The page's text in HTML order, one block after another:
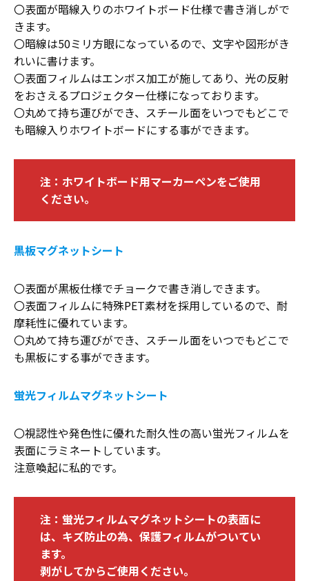
〇表面が暗線入りのホワイトボード仕様で書き消しがで
きます。
〇暗線は50ミリ方眼になっているので、文字や図形がき
れいに書けます。
〇表面フィルムはエンボス加工が施してあり、光の反射
をおさえるプロジェクター仕様になっております。
〇丸めて持ち運びができ、スチール面をいつでもどこで
も暗線入りホワイトボードにする事ができます。
注：ホワイトボード用マーカーペンをご使用
ください。
黒板マグネットシート
〇表面が黒板仕様でチョークで書き消しできます。
〇表面フィルムに特殊PET素材を採用しているので、耐
摩耗性に優れています。
〇丸めて持ち運びができ、スチール面をいつでもどこで
も黒板にする事ができます。
蛍光フィルムマグネットシート
〇視認性や発色性に優れた耐久性の高い蛍光フィルムを
表面にラミネートしています。
注意喚起に私的です。
注：蛍光フィルムマグネットシートの表面に
は、キズ防止の為、保護フィルムがついてい
ます。
剥がしてからご使用ください。